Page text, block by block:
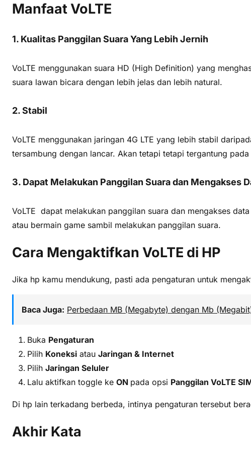
Manfaat VoLTE
1. Kualitas Panggilan Suara Yang Lebih Jernih
VoLTE menggunakan suara HD (High Definition) yang
suara lawan bicara dengan lebih jelas dan lebih natural.
2. Stabil
VoLTE menggunakan jaringan 4G LTE yang lebih stabil
tersambung dengan lancar. Akan tetapi tetapi tergantung
3. Dapat Melakukan Panggilan Suara dan Mengakses
VoLTE dapat melakukan panggilan suara dan mengakses
atau bermain game sambil melakukan panggilan suara.
Cara Mengaktifkan VoLTE di HP
Jika hp kamu mendukung, pasti ada pengaturan untuk
Baca Juga: Perbedaan MB (Megabyte) dengan Mb
Buka Pengaturan
Pilih Koneksi atau Jaringan & Internet
Pilih Jaringan Seluler
Lalu aktifkan toggle ke ON pada opsi Panggilan VoLTE
Di hp lain terkadang berbeda, intinya pengaturan tersebut
Akhir Kata